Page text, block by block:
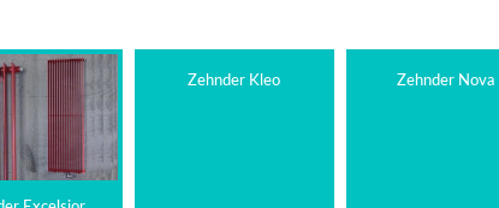
Zehnder Kleo Zehnder Nova